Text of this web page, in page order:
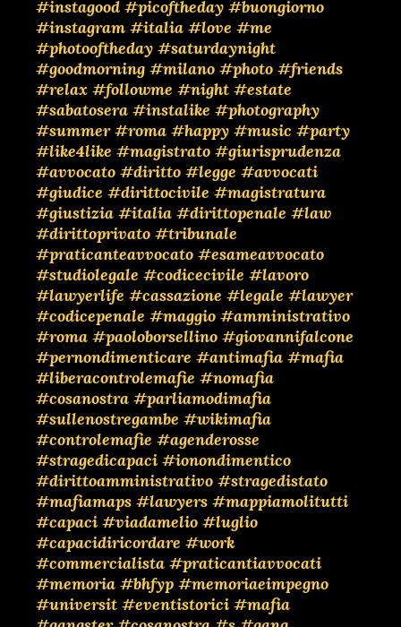
#instagood #picoftheday #buongiorno
#instagram #italia #love #me
#photooftheday #saturdaynight
#goodmorning #milano #photo #friends
#relax #followme #night #estate
#sabatosera #instalike #photography
#summer #roma #happy #music #party
#like4like #magistrato #giurisprudenza
#avvocato #diritto #legge #avvocati
#giudice #dirittocivile #magistratura
#giustizia #italia #dirittopenale #law
#dirittoprivato #tribunale
#praticanteavvocato #esameavvocato
#studiolegale #codicecivile #lavoro
#lawyerlife #cassazione #legale #lawyer
#codicepenale #maggio #amministrativo
#roma #paoloborsellino #giovannifalcone
#pernondimenticare #antimafia #mafia
#liberacontrolemafie #nomafia
#cosanostra #parliamodimafia
#sullenostregambe #wikimafia
#controlemafie #agenderosse
#stragedicapaci #ionondimentico
#dirittoamministrativo #stragedistato
#mafiamaps #lawyers #mappiamolitutti
#capaci #viadamelio #luglio
#capacidiricordare #work
#commercialista #praticantiavvocati
#memoria #bhfyp #memoriaeimpegno
#universit #eventistorici #mafia